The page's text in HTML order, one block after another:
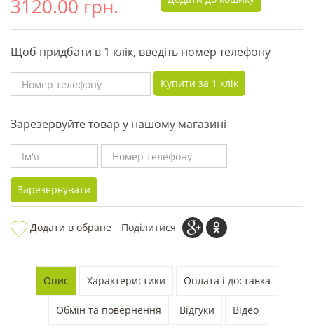
3120.00 грн.
Щоб придбати в 1 клік, введіть номер телефону
Купити за 1 клiк
Зарезервуйте товар у нашому магазині
Зарезервувати
Додати в обране Поділитися
Опис Характеристики Оплата і доставка
Обмін та повернення Відгуки Відео